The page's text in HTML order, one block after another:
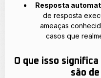
Resposta
de resposta
ameaças
casos que
O que isso
são